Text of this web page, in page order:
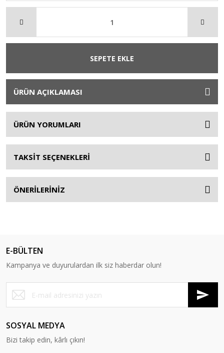
SEPETE EKLE
ÜRÜN AÇIKLAMASI
ÜRÜN YORUMLARI
TAKSİT SEÇENEKLERİ
ÖNERİLERİNİZ
E-BÜLTEN
Kampanya ve duyurulardan ilk siz haberdar olun!
SOSYAL MEDYA
Bizi takip edin, kârlı çıkın!